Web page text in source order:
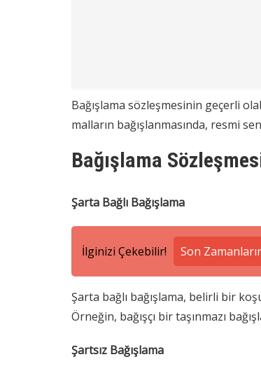
Bağışlama sözleşmesinin geçerli
malların bağışlanmasında, resmi
Bağışlama
Şarta Bağlı Bağışlama
İlginizi Çekebilir! Son
Şarta bağlı bağışlama, belirli bir
Örneğin, bağışçı bir taşınmazı
Şartsız Bağışlama